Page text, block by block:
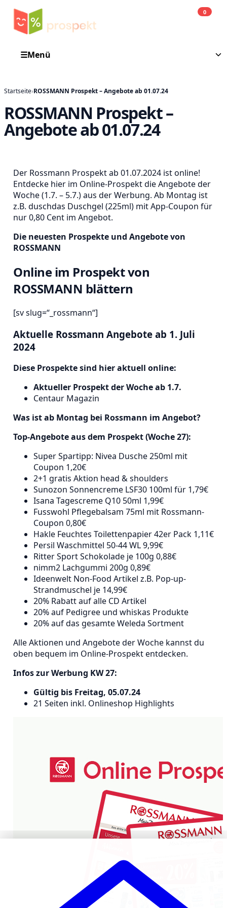
0
☰Menü
Startseite›ROSSMANN Prospekt – Angebote ab 01.07.24
ROSSMANN Prospekt –
Angebote ab 01.07.24
Der Rossmann Prospekt ab 01.07.2024 ist online!
Entdecke hier im Online-Prospekt die Angebote der
Woche (1.7. – 5.7.) aus der Werbung. Ab Montag ist
z.B. duschdas Duschgel (225ml) mit App-Coupon für
nur 0,80 Cent im Angebot.
Die neuesten Prospekte und Angebote von
ROSSMANN
Online im Prospekt von
ROSSMANN blättern
[sv slug=“_rossmann“]
Aktuelle Rossmann Angebote ab 1. Juli
2024
Diese Prospekte sind hier aktuell online:
Aktueller Prospekt der Woche ab 1.7.
Centaur Magazin
Was ist ab Montag bei Rossmann im Angebot?
Top-Angebote aus dem Prospekt (Woche 27):
Super Spartipp: Nivea Dusche 250ml mit
Coupon 1,20€
2+1 gratis Aktion head & shoulders
Sunozon Sonnencreme LSF30 100ml für 1,79€
Isana Tagescreme Q10 50ml 1,99€
Fusswohl Pflegebalsam 75ml mit Rossmann-
Coupon 0,80€
Hakle Feuchtes Toilettenpapier 42er Pack 1,11€
Persil Waschmittel 50-44 WL 9,99€
Ritter Sport Schokolade je 100g 0,88€
nimm2 Lachgummi 200g 0,89€
Ideenwelt Non-Food Artikel z.B. Pop-up-
Strandmuschel je 14,99€
20% Rabatt auf alle CD Artikel
20% auf Pedigree und whiskas Produkte
20% auf das gesamte Weleda Sortment
Alle Aktionen und Angebote der Woche kannst du
oben bequem im Online-Prospekt entdecken.
Infos zur Werbung KW 27:
Gültig bis Freitag, 05.07.24
21 Seiten inkl. Onlineshop Highlights